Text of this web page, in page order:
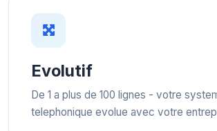
Evolutif
De 1 a plus de 100 lignes - votre
telephonique evolue avec votre